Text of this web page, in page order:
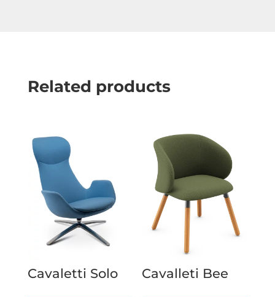
Related products
Cavaletti Solo Cavalleti Bee